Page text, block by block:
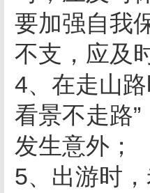
要加强自我
不支，应及
4、在走山
看景不走路
发生意外；
5、出游时